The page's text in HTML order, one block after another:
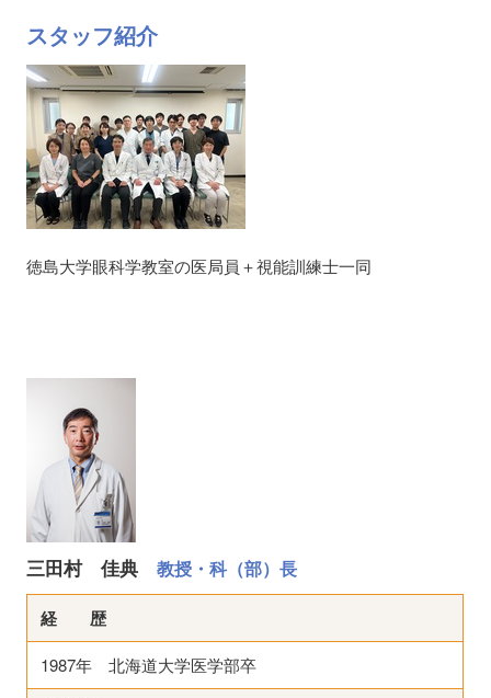
スタッフ紹介
徳島大学眼科学教室の医局員＋視能訓練士一同
三田村 佳典教授・科（部）長
経 歴
1987年 北海道大学医学部卒